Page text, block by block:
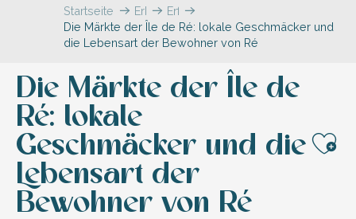
Startseite ErkundenErfahrungen
Die Märkte der Île de Ré: lokale Geschmäcker und
die Lebensart der Bewohner von Ré
Die Märkte der Île de
Ré: lokale
Geschmäcker und die
Lebensart der
Bewohner von Ré